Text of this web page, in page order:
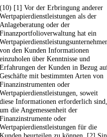
(10) [1] Vor der Erbringung anderer
Wertpapierdienstleistungen als der
Anlageberatung oder der
Finanzportfolioverwaltung hat ein
von den Kunden Informationen
einzuholen über Kenntnisse und
Erfahrungen der Kunden in Bezug
Geschäfte mit bestimmten Arten von
Finanzinstrumenten oder
Wertpapierdienstleistungen, soweit
diese Informationen erforderlich sind,
um die Angemessenheit der
Finanzinstrumente oder
Wertpapierdienstleistungen für die